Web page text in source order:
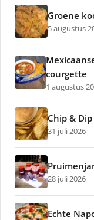
Groene
5 augustus
courgette
1 augustus
Chip & Dip
31 juli 2026
28 juli 2026
Echte